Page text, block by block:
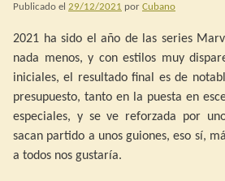
Publicado el 29/12/2021 por Cubano
2021 ha sido el año de las series
nada menos, y con estilos muy
iniciales, el resultado final es de
presupuesto, tanto en la puesta en
especiales, y se ve reforzada por
sacan partido a unos guiones, eso sí,
a todos nos gustaría.